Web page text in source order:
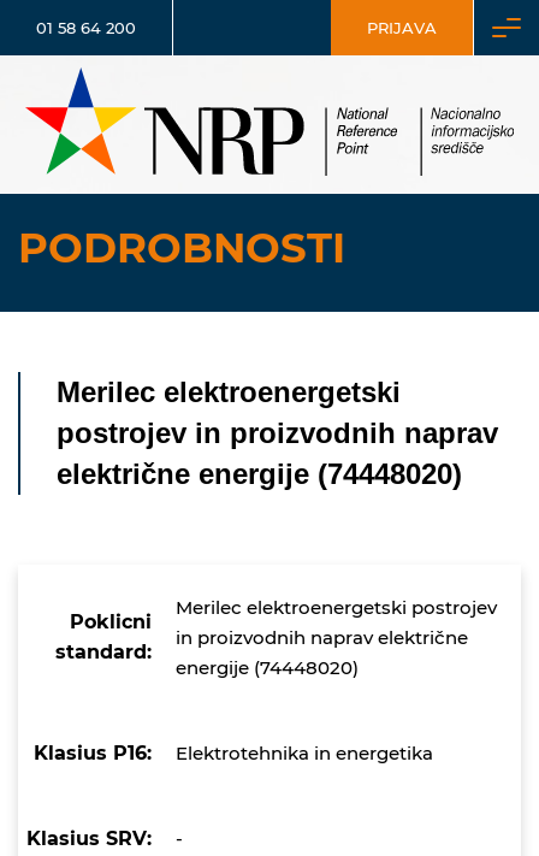
01 58 64 200 PRIJAVA
PODROBNOSTI
Merilec elektroenergetski
postrojev in proizvodnih naprav
električne energije (74448020)
Poklicni
standard:
Merilec elektroenergetski postrojev
in proizvodnih naprav električne
energije (74448020)
Klasius P16: Elektrotehnika in energetika
Klasius SRV: -